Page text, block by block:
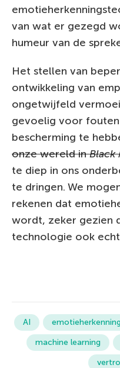
van wat er gezegd
humeur van de
Het stellen van
ontwikkeling van
ongetwijfeld
gevoelig voor
bescherming te
onze wereld in
te diep in ons
te dringen. We
rekenen dat
wordt, zeker gezien
technologie ook
AI emotieherkenning
machine learning